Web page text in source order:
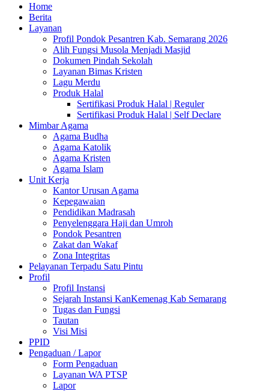
Home
Berita
Layanan
Profil Pondok Pesantren Kab. Semarang 2026
Alih Fungsi Musola Menjadi Masjid
Dokumen Pindah Sekolah
Layanan Bimas Kristen
Lagu Merdu
Produk Halal
Sertifikasi Produk Halal | Reguler
Sertifikasi Produk Halal | Self Declare
Mimbar Agama
Agama Budha
Agama Katolik
Agama Kristen
Agama Islam
Unit Kerja
Kantor Urusan Agama
Kepegawaian
Pendidikan Madrasah
Penyelenggara Haji dan Umroh
Pondok Pesantren
Zakat dan Wakaf
Zona Integritas
Pelayanan Terpadu Satu Pintu
Profil
Profil Instansi
Sejarah Instansi KanKemenag Kab Semarang
Tugas dan Fungsi
Tautan
Visi Misi
PPID
Pengaduan / Lapor
Form Pengaduan
Layanan WA PTSP
Lapor